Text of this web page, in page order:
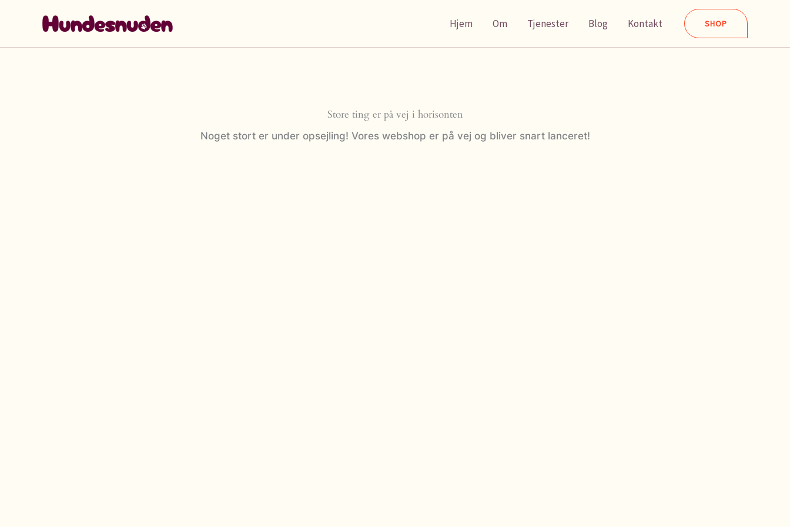
Hjem Om Tjenester Blog Kontakt SHOP
Store ting er på vej i horisonten
Noget stort er under opsejling! Vores webshop er på vej og bliver snart lanceret!